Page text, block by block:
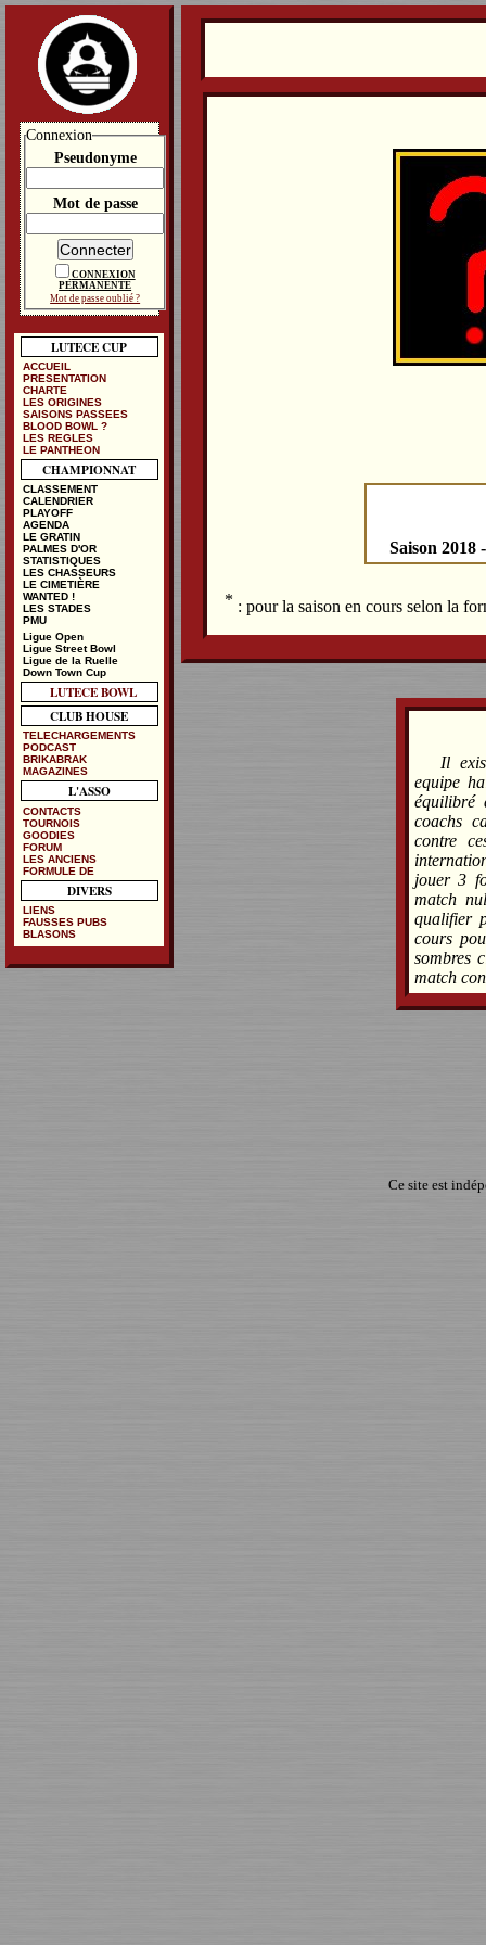
Saison 2018
* : pour la saison en cours selon la
Il
equipe
équilibré
coachs
contre
jouer 3
match
qualifier
cours
sombres
match
Ce site est
Connexion
Pseudonyme
Mot de passe
CONNEXION
PERMANENTE
Mot de passe oublié ?
LUTECE CUP
ACCUEIL
PRESENTATION
CHARTE
LES ORIGINES
SAISONS PASSEES
BLOOD BOWL ?
LES REGLES
LE PANTHEON
CHAMPIONNAT
CLASSEMENT
CALENDRIER
PLAYOFF
AGENDA
LE GRATIN
PALMES D'OR
STATISTIQUES
LES CHASSEURS
LE CIMETIÈRE
WANTED !
LES STADES
PMU
Ligue Open
Ligue Street Bowl
Ligue de la Ruelle
Down Town Cup
LUTECE BOWL
CLUB HOUSE
TELECHARGEMENTS
PODCAST
BRIKABRAK
MAGAZINES
L'ASSO
CONTACTS
TOURNOIS
GOODIES
FORUM
LES ANCIENS
FORMULE DE
DIVERS
LIENS
FAUSSES PUBS
BLASONS